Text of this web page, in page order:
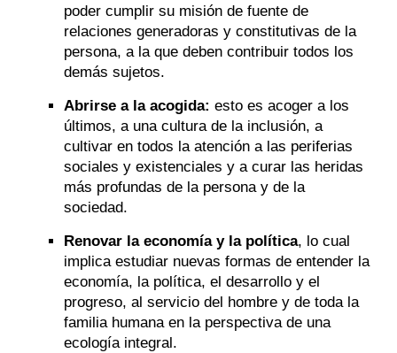
poder cumplir su misión de fuente de
relaciones generadoras y constitutivas de la
persona, a la que deben contribuir todos los
demás sujetos.
Abrirse a la acogida: esto es acoger a los
últimos, a una cultura de la inclusión, a
cultivar en todos la atención a las periferias
sociales y existenciales y a curar las heridas
más profundas de la persona y de la
sociedad.
Renovar la economía y la política, lo cual
implica estudiar nuevas formas de entender la
economía, la política, el desarrollo y el
progreso, al servicio del hombre y de toda la
familia humana en la perspectiva de una
ecología integral.